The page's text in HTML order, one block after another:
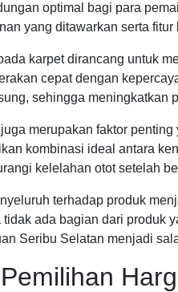
optimal bagi para
yang ditawarkan serta
karpet dirancang untuk
cepat dengan
sehingga meningkatkan
merupakan faktor
kombinasi ideal antara
kelelahan otot setelah
terhadap produk
ada bagian dari produk
Seribu Selatan menjadi